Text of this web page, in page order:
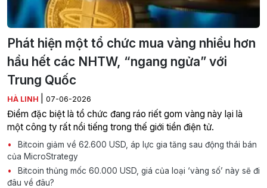
Phát hiện một tổ chức mua vàng nhiều hơn
hầu hết các NHTW, “ngang ngửa” với
Trung Quốc
HÀ LINH 07-06-2026
Điểm đặc biệt là tổ chức đang ráo riết gom vàng này lại là
một công ty rất nổi tiếng trong thế giới tiền điện tử.
Bitcoin giảm về 62.600 USD, áp lực gia tăng sau động thái bán
của MicroStrategy
Bitcoin thủng mốc 60.000 USD, giá của loại ‘vàng số’ này sẽ đi
đâu về đâu?